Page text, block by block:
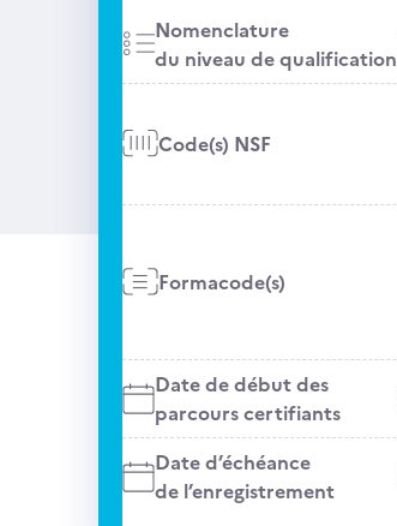
Nomenclature
du niveau de qualification
Code(s) NSF
Formacode(s)
Date de début des
parcours certifiants
Date d’échéance
de l’enregistrement